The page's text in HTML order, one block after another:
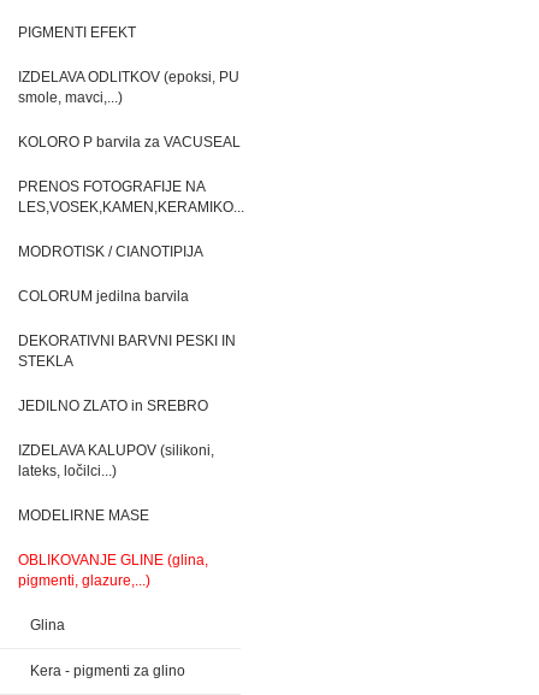
PIGMENTI EFEKT
IZDELAVA ODLITKOV (epoksi, PU
smole, mavci,...)
KOLORO P barvila za VACUSEAL
PRENOS FOTOGRAFIJE NA
LES,VOSEK,KAMEN,KERAMIKO...
MODROTISK / CIANOTIPIJA
COLORUM jedilna barvila
DEKORATIVNI BARVNI PESKI IN
STEKLA
JEDILNO ZLATO in SREBRO
IZDELAVA KALUPOV (silikoni,
lateks, ločilci...)
MODELIRNE MASE
OBLIKOVANJE GLINE (glina,
pigmenti, glazure,...)
Glina
Kera - pigmenti za glino